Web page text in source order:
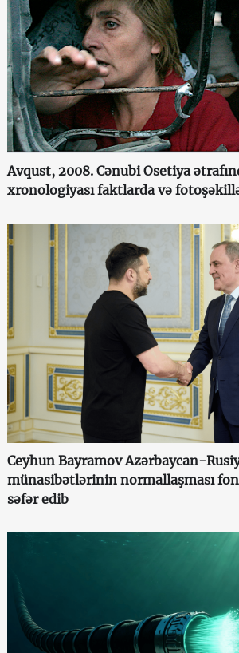
Avqust, 2008. Cənubi Osetiya
xronologiyası faktlarda və
Ceyhun Bayramov Azərbaycan-
münasibətlərinin normallaşması
səfər edib